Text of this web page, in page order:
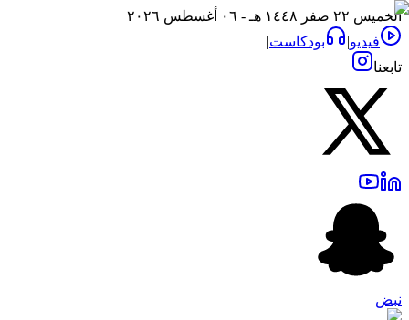
الخميس ٢٢ صفر ١٤٤٨ هـ - ٠٦ أغسطس ٢٠٢٦
فيديو| بودكاست|
تابعنا
نبض